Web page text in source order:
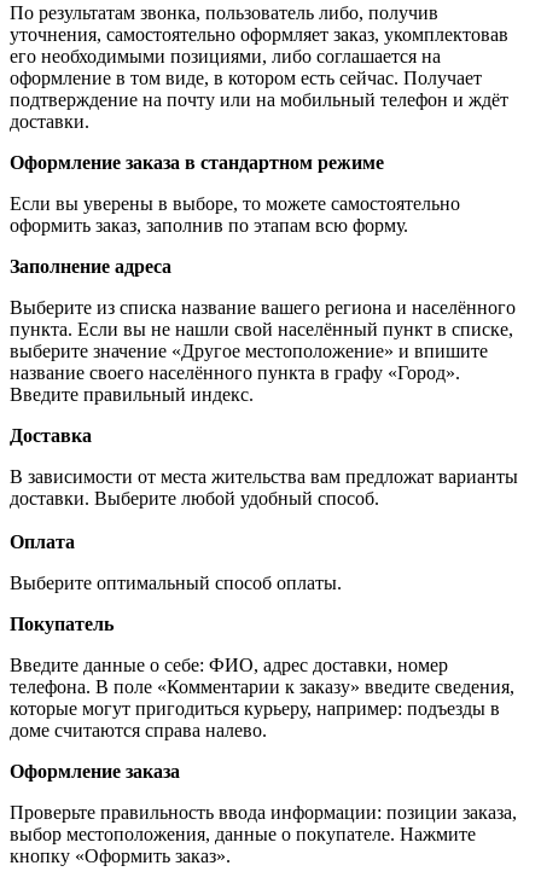
По результатам звонка, пользователь либо, получив
уточнения, самостоятельно оформляет заказ, укомплектовав
его необходимыми позициями, либо соглашается на
оформление в том виде, в котором есть сейчас. Получает
подтверждение на почту или на мобильный телефон и ждёт
доставки.
Оформление заказа в стандартном режиме
Если вы уверены в выборе, то можете самостоятельно
оформить заказ, заполнив по этапам всю форму.
Заполнение адреса
Выберите из списка название вашего региона и населённого
пункта. Если вы не нашли свой населённый пункт в списке,
выберите значение «Другое местоположение» и впишите
название своего населённого пункта в графу «Город».
Введите правильный индекс.
Доставка
В зависимости от места жительства вам предложат варианты
доставки. Выберите любой удобный способ.
Оплата
Выберите оптимальный способ оплаты.
Покупатель
Введите данные о себе: ФИО, адрес доставки, номер
телефона. В поле «Комментарии к заказу» введите сведения,
которые могут пригодиться курьеру, например: подъезды в
доме считаются справа налево.
Оформление заказа
Проверьте правильность ввода информации: позиции заказа,
выбор местоположения, данные о покупателе. Нажмите
кнопку «Оформить заказ».